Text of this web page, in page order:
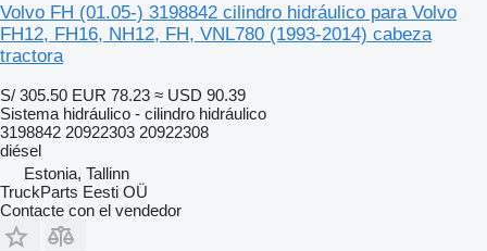
Volvo FH (01.05-) 3198842 cilindro hidráulico para Volvo
FH12, FH16, NH12, FH, VNL780 (1993-2014) cabeza
tractora
S/ 305.50 EUR 78.23 ≈ USD 90.39
Sistema hidráulico - cilindro hidráulico
3198842 20922303 20922308
diésel
Estonia, Tallinn
TruckParts Eesti OÜ
Contacte con el vendedor